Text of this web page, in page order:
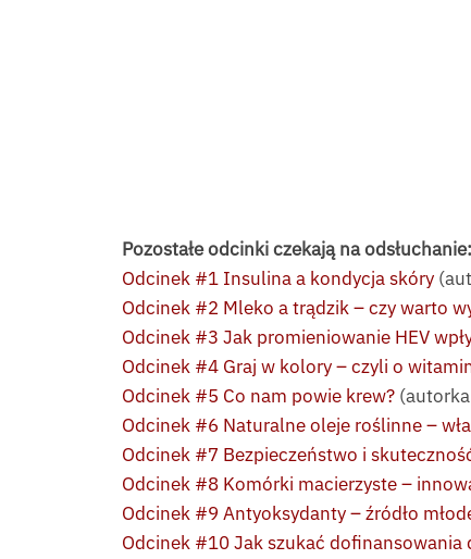
Pozostałe odcinki czekają na odsłuchanie:
Odcinek #1 Insulina a kondycja skóry
Odcinek #2 Mleko a trądzik – czy warto
Odcinek #3 Jak promieniowanie HEV
Odcinek #4 Graj w kolory – czyli o
Odcinek #5 Co nam powie krew?
Odcinek #6 Naturalne oleje roślinne –
Odcinek #7 Bezpieczeństwo i
Odcinek #8 Komórki macierzyste –
Odcinek #9 Antyoksydanty – źródło
Odcinek #10 Jak szukać dofinansowania